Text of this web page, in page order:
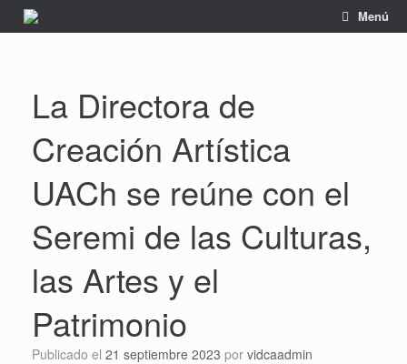
Saltar
Menú
La Directora de
Creación Artística
UACh se reúne con el
Seremi de las Culturas,
las Artes y el
Patrimonio
Publicado el 21 septiembre 2023 por vidcaadmin